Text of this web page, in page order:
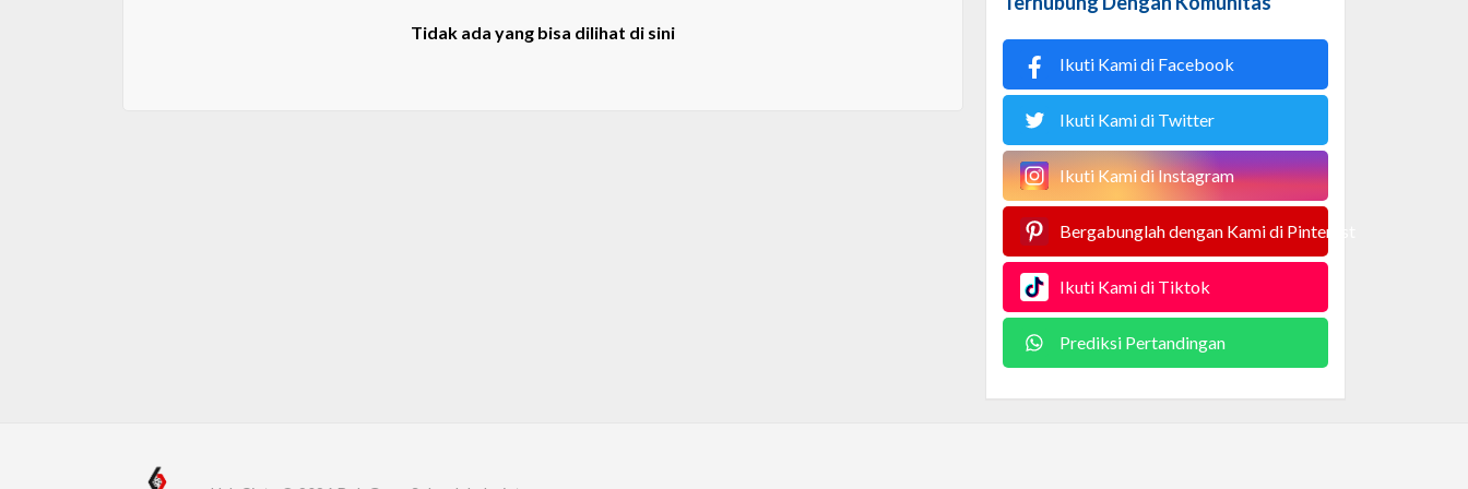
Tidak ada yang bisa dilihat di sini
Ikuti Kami di Facebook
Ikuti Kami di Twitter
Ikuti Kami di Instagram
Bergabunglah dengan Kami di Pinterest
Ikuti Kami di Tiktok
Prediksi Pertandingan